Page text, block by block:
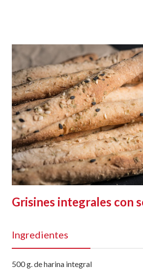
Grisines integrales con
Ingredientes
500 g. de harina integral